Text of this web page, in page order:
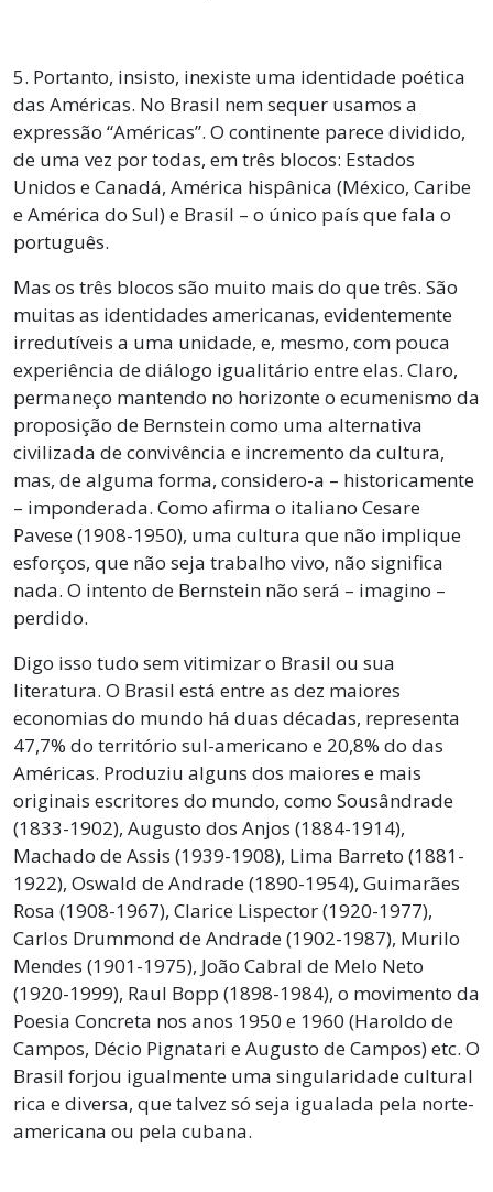
5. Portanto, insisto, inexiste uma identidade poética
das Américas. No Brasil nem sequer usamos a
expressão “Américas”. O continente parece dividido,
de uma vez por todas, em três blocos: Estados
Unidos e Canadá, América hispânica (México, Caribe
e América do Sul) e Brasil – o único país que fala o
português.
Mas os três blocos são muito mais do que três. São
muitas as identidades americanas, evidentemente
irredutíveis a uma unidade, e, mesmo, com pouca
experiência de diálogo igualitário entre elas. Claro,
permaneço mantendo no horizonte o ecumenismo da
proposição de Bernstein como uma alternativa
civilizada de convivência e incremento da cultura,
mas, de alguma forma, considero-a – historicamente
– imponderada. Como afirma o italiano Cesare
Pavese (1908-1950), uma cultura que não implique
esforços, que não seja trabalho vivo, não significa
nada. O intento de Bernstein não será – imagino –
perdido.
Digo isso tudo sem vitimizar o Brasil ou sua
literatura. O Brasil está entre as dez maiores
economias do mundo há duas décadas, representa
47,7% do território sul-americano e 20,8% do das
Américas. Produziu alguns dos maiores e mais
originais escritores do mundo, como Sousândrade
(1833-1902), Augusto dos Anjos (1884-1914),
Machado de Assis (1939-1908), Lima Barreto (1881-
1922), Oswald de Andrade (1890-1954), Guimarães
Rosa (1908-1967), Clarice Lispector (1920-1977),
Carlos Drummond de Andrade (1902-1987), Murilo
Mendes (1901-1975), João Cabral de Melo Neto
(1920-1999), Raul Bopp (1898-1984), o movimento da
Poesia Concreta nos anos 1950 e 1960 (Haroldo de
Campos, Décio Pignatari e Augusto de Campos) etc. O
Brasil forjou igualmente uma singularidade cultural
rica e diversa, que talvez só seja igualada pela norte-
americana ou pela cubana.